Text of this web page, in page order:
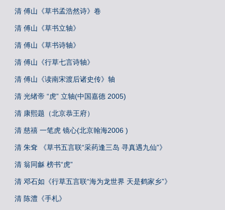
清 傅山《草书孟浩然诗》卷
清 傅山《草书立轴》
清 傅山《草书诗轴》
清 傅山《行草七言诗轴》
清 傅山《读南宋渡后诸史传》轴
清 光绪帝 “虎” 立轴(中国嘉德 2005)
清 康熙题（北京恭王府）
清 慈禧 一笔虎 镜心(北京翰海2006 )
清 朱耷 《草书五言联“采药逢三岛 寻真遇九仙”》
清 翁同龢 榜书“虎”
清 邓石如《行草五言联“海为龙世界 天是鹤家乡”》
清 陈澧《手札》